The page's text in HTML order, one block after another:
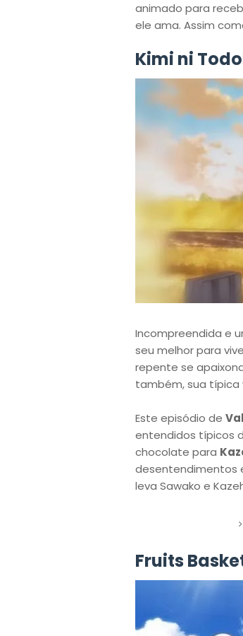
animado para
ele ama. Assim
Kimi ni
Incompreendida e
seu melhor para
repente se
também, sua típica
Este episódio de
entendidos típicos
chocolate para
desentendimentos
leva Sawako e
Fruits